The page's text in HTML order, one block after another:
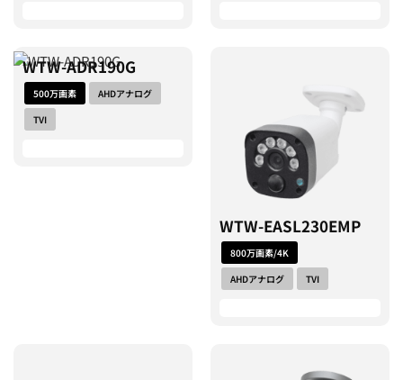
WTW-ADR190G
500万画素
AHDアナログ
TVI
WTW-EASL230EMP
800万画素/4K
AHDアナログ
TVI